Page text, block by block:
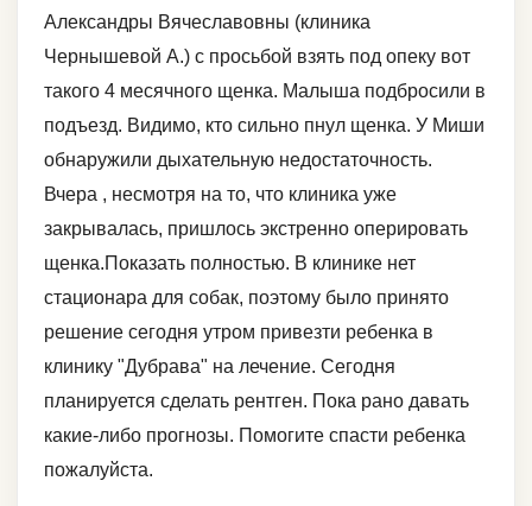
Александры Вячеславовны (клиника
Чернышевой А.) с просьбой взять под опеку вот
такого 4 месячного щенка. Малыша подбросили в
подъезд. Видимо, кто сильно пнул щенка. У Миши
обнаружили дыхательную недостаточность.
Вчера , несмотря на то, что клиника уже
закрывалась, пришлось экстренно оперировать
щенка.Показать полностью. В клинике нет
стационара для собак, поэтому было принято
решение сегодня утром привезти ребенка в
клинику "Дубрава" на лечение. Сегодня
планируется сделать рентген. Пока рано давать
какие-либо прогнозы. Помогите спасти ребенка
пожалуйста.